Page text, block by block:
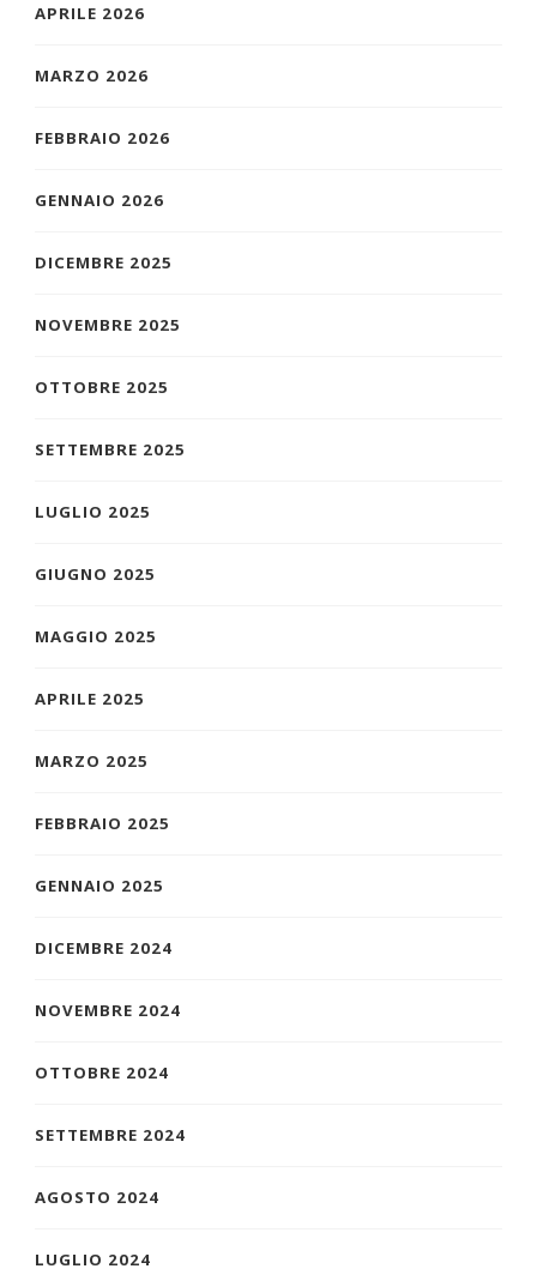
APRILE 2026
MARZO 2026
FEBBRAIO 2026
GENNAIO 2026
DICEMBRE 2025
NOVEMBRE 2025
OTTOBRE 2025
SETTEMBRE 2025
LUGLIO 2025
GIUGNO 2025
MAGGIO 2025
APRILE 2025
MARZO 2025
FEBBRAIO 2025
GENNAIO 2025
DICEMBRE 2024
NOVEMBRE 2024
OTTOBRE 2024
SETTEMBRE 2024
AGOSTO 2024
LUGLIO 2024